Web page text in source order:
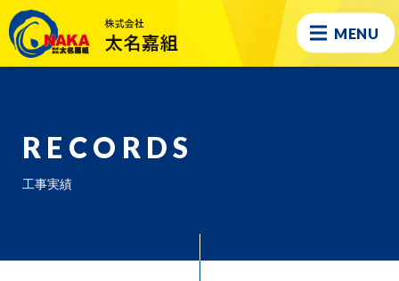
MENU
RECORDS
工事実績